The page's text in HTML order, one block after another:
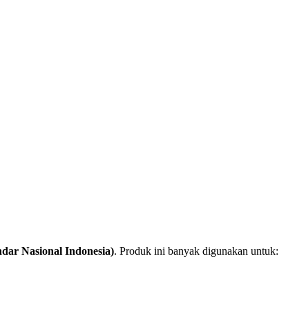
Nasional Indonesia). Produk ini banyak digunakan untuk: